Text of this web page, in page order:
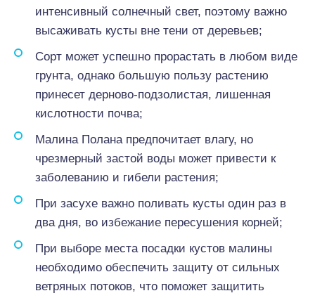
интенсивный солнечный свет, поэтому важно
высаживать кусты вне тени от деревьев;
Сорт может успешно прорастать в любом виде
грунта, однако большую пользу растению
принесет дерново-подзолистая, лишенная
кислотности почва;
Малина Полана предпочитает влагу, но
чрезмерный застой воды может привести к
заболеванию и гибели растения;
При засухе важно поливать кусты один раз в
два дня, во избежание пересушения корней;
При выборе места посадки кустов малины
необходимо обеспечить защиту от сильных
ветряных потоков, что поможет защитить